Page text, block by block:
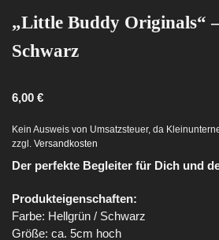
„Little Buddy Originals“
Schwarz
6,00 €
Kein Ausweis von Umsatzsteuer, da
zzgl. Versandkosten
Der perfekte Begleiter für Dich und
Produkteigenschaften:
Farbe: Hellgrün / Schwarz
Größe: ca. 5cm hoch